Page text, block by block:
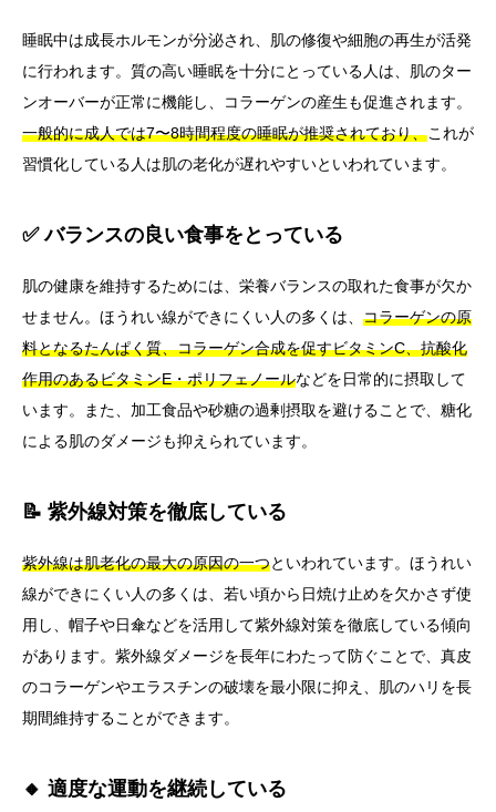
睡眠中は成長ホルモンが分泌され、肌の修復や細胞の再生が活発
に行われます。質の高い睡眠を十分にとっている人は、肌のター
ンオーバーが正常に機能し、コラーゲンの産生も促進されます。
一般的に成人では7〜8時間程度の睡眠が推奨されており、これが
習慣化している人は肌の老化が遅れやすいといわれています。
✅ バランスの良い食事をとっている
肌の健康を維持するためには、栄養バランスの取れた食事が欠か
せません。ほうれい線ができにくい人の多くは、 コラーゲンの原
料となるたんぱく質、コラーゲン合成を促すビタミンC、抗酸化
作用のあるビタミンE・ポリフェノールなどを日常的に摂取して
います。また、加工食品や砂糖の過剰摂取を避けることで、糖化
による肌のダメージも抑えられています。
📝 紫外線対策を徹底している
紫外線は肌老化の最大の原因の一つといわれています。ほうれい
線ができにくい人の多くは、若い頃から日焼け止めを欠かさず使
用し、帽子や日傘などを活用して紫外線対策を徹底している傾向
があります。紫外線ダメージを長年にわたって防ぐことで、真皮
のコラーゲンやエラスチンの破壊を最小限に抑え、肌のハリを長
期間維持することができます。
🔸 適度な運動を継続している